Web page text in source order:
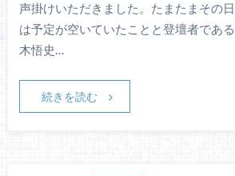
声掛けいただきました。たまたまその
は予定が空いていたことと登壇者であ
木悟史…
続きを読む